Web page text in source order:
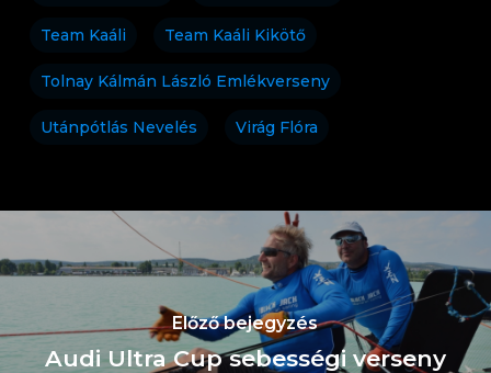
Team Kaáli Team Kaáli Kikötő
Tolnay Kálmán László Emlékverseny
Utánpótlás Nevelés Virág Flóra
Előző bejegyzés
Audi Ultra Cup sebességi verseny